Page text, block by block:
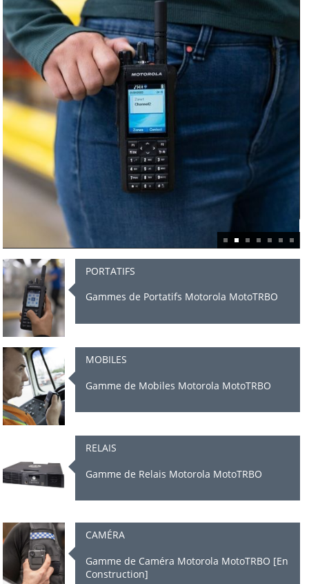
NOS GAMMES DE PRODUITS MOTOROLA
PORTATIFS
Gammes de Portatifs Motorola MotoTRBO
MOBILES
Gamme de Mobiles Motorola MotoTRBO
RELAIS
Gamme de Relais Motorola MotoTRBO
CAMÉRA
Gamme de Caméra Motorola MotoTRBO [En
Construction]